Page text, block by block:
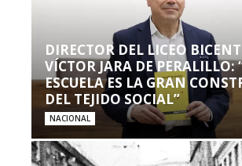
DIRECTOR DEL LICEO
VÍCTOR JARA DE PERALILLO:
ESCUELA ES LA GRAN
DEL TEJIDO SOCIAL”
NACIONAL